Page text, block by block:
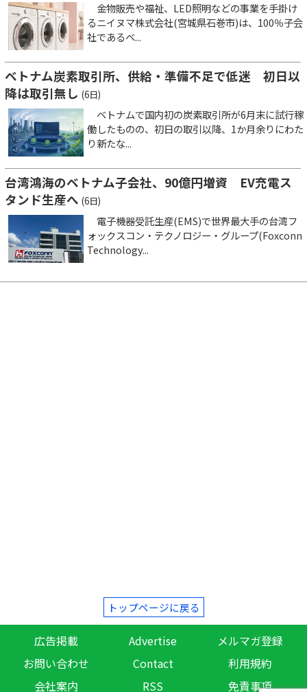
金物販売や福祉、LED照明などの事業を手掛け
るニイヌマ株式会社(宮城県石巻市)は、100％子会
社であるベ...
ベトナム炭素取引所、供給・準備不足で低迷 初日以
降は取引無し (6日)
ベトナムで国内初の炭素取引所が6月末に試行稼
働したものの、初日の取引以降、1か月余りにわた
り新たな...
台湾鴻海のベトナム子会社、90億円増資 EV充電ス
タンド生産へ (6日)
電子機器受託生産(EMS)で世界最大手の台湾フ
ォックスコン・テクノロジー・グループ(Foxconn
Technology...
トップページに戻る
広告掲載 Advertise
メルマガ登録
お問い合わせ
Contact
利用規約
会社案内
RSS 免責事項